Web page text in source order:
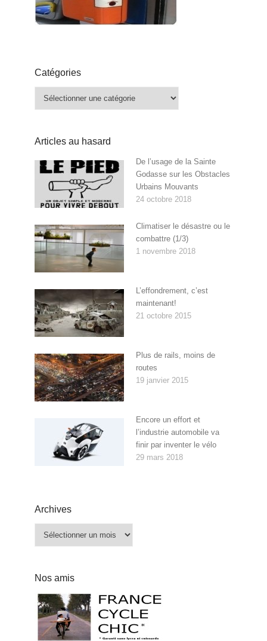
Catégories
Catégories
Articles au hasard
De l’usage de la Sainte
Godasse sur les Obstacles
Urbains Mouvants
24 octobre 2018
Climatiser le désastre ou le
combattre (1/3)
1 novembre 2018
L’effondrement, c’est
maintenant!
21 octobre 2015
Plus de rails, moins de
routes
19 janvier 2015
Encore un effort et
l’industrie automobile va
finir par inventer le vélo
29 mars 2018
Archives
Archives
Nos amis